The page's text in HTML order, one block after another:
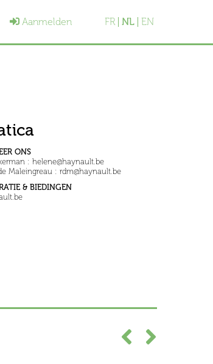
Aanmelden FR NL EN
ONS
: helene@haynault.be
Maleingreau : rdm@haynault.be
& BIEDINGEN